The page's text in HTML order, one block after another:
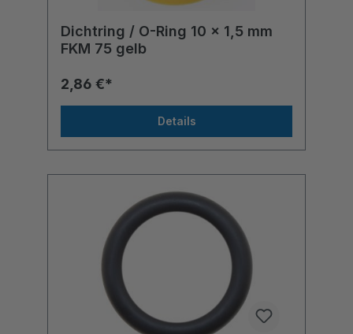
Dichtring / O-Ring 10 x 1,5 mm
FKM 75 gelb
2,86 €*
Details